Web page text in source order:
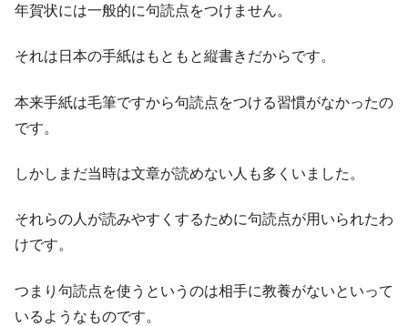
年賀状には一般的に句読点をつけません。
それは日本の手紙はもともと縦書きだからです。
本来手紙は毛筆ですから句読点をつける習慣がなかったの
です。
しかしまだ当時は文章が読めない人も多くいました。
それらの人が読みやすくするために句読点が用いられたわ
けです。
つまり句読点を使うというのは相手に教養がないといって
いるようなものです。